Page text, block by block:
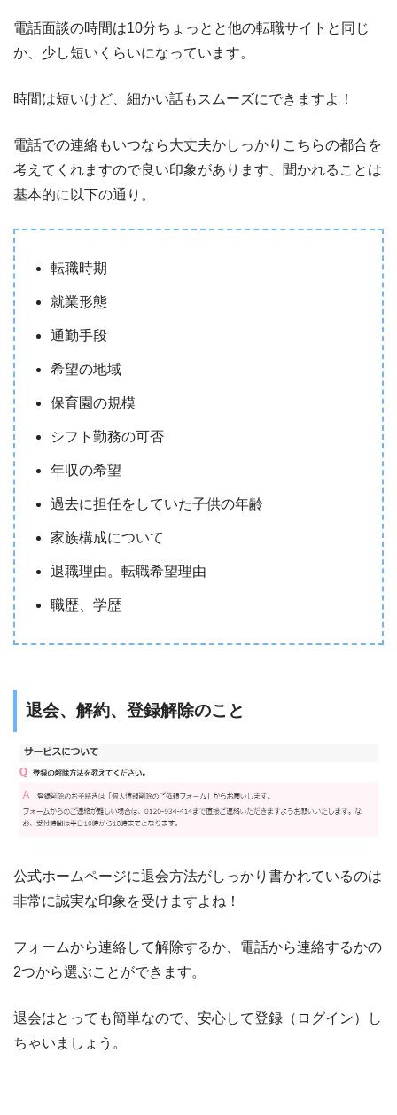
電話面談の時間は10分ちょっとと他の転職サイトと同じ
か、少し短いくらいになっています。
時間は短いけど、細かい話もスムーズにできますよ！
電話での連絡もいつなら大丈夫かしっかりこちらの都合を
考えてくれますので良い印象があります、聞かれることは
基本的に以下の通り。
転職時期
就業形態
通勤手段
希望の地域
保育園の規模
シフト勤務の可否
年収の希望
過去に担任をしていた子供の年齢
家族構成について
退職理由。転職希望理由
職歴、学歴
退会、解約、登録解除のこと
公式ホームページに退会方法がしっかり書かれているのは
非常に誠実な印象を受けますよね！
フォームから連絡して解除するか、電話から連絡するかの
2つから選ぶことができます。
退会はとっても簡単なので、安心して登録（ログイン）し
ちゃいましょう。